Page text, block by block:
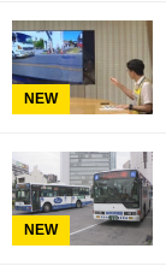
NEW
NEW